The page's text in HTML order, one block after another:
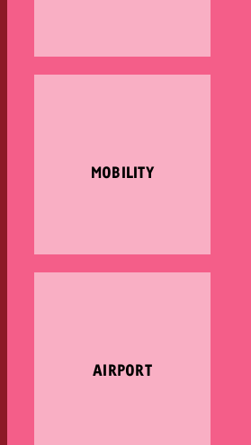
MOBILITY
AIRPORT